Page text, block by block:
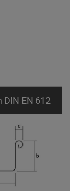
EN 612